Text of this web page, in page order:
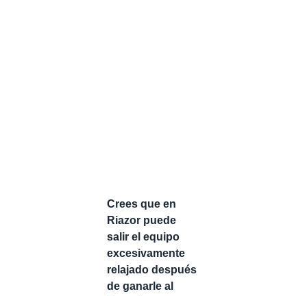
Crees que en
Riazor puede
salir el equipo
excesivamente
relajado después
de ganarle al